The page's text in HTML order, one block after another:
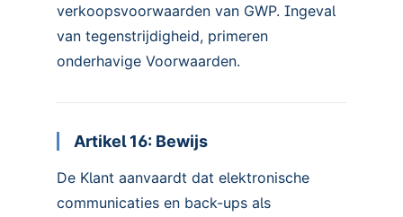
verkoopsvoorwaarden van GWP. Ingeval
van tegenstrijdigheid, primeren
onderhavige Voorwaarden.
Artikel 16: Bewijs
De Klant aanvaardt dat elektronische
communicaties en back-ups als